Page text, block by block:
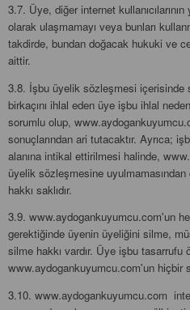
3.7. Üye, diğer internet
olarak ulaşmamayı veya bunları
takdirde, bundan doğacak hukuki ve
aittir.
3.8. İşbu üyelik sözleşmesi içerisinde
birkaçını ihlal eden üye işbu ihlal
sorumlu olup,
sonuçlarından ari tutacaktır. Ayrıca;
alanına intikal ettirilmesi halinde,
üyelik sözleşmesine
hakkı saklıdır.
3.9. www.aydogankuyumcu.com'un
gerektiğinde üyenin üyeliğini silme,
silme hakkı vardır. Üye işbu
www.aydogankuyumcu.com'un hiçbir
3.10. www.aydogankuyumcu.com